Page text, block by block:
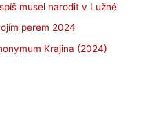
musel narodit v Lužné
perem 2024
Krajina (2024)